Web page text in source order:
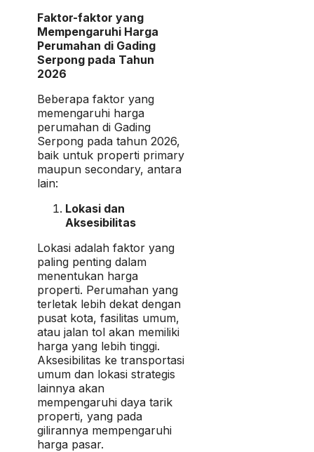
Faktor-faktor yang
Mempengaruhi Harga
Perumahan di Gading
Serpong pada Tahun
2026
Beberapa faktor yang
memengaruhi harga
perumahan di Gading
Serpong pada tahun 2026,
baik untuk properti primary
maupun secondary, antara
lain:
Lokasi dan
Aksesibilitas
Lokasi adalah faktor yang
paling penting dalam
menentukan harga
properti. Perumahan yang
terletak lebih dekat dengan
pusat kota, fasilitas umum,
atau jalan tol akan memiliki
harga yang lebih tinggi.
Aksesibilitas ke transportasi
umum dan lokasi strategis
lainnya akan
mempengaruhi daya tarik
properti, yang pada
gilirannya mempengaruhi
harga pasar.